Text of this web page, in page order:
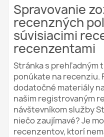
Spravovanie
recenzných
súvisiacimi
recenzentami
Stránka s prehľadným
ponúkate na recenziu.
dodatočné materiály
našim registrovaným
návštevníkom služby
niečo zaujímavé? Je
recenzentov, ktorí